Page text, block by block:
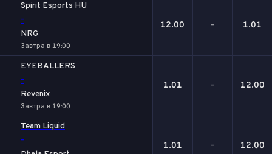
Spirit Esports HU
-
NRG
Завтра в 19:00
12.00 - 1.01
EYEBALLERS
-
Revenix
Завтра в 19:00
1.01 - 12.00
Team Liquid
- 1.01 - 12.00